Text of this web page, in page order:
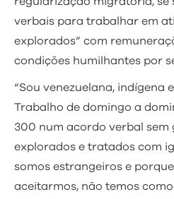
verbais para trabalhar em
explorados” com
condições humilhantes por
“Sou venezuelana, indígena
Trabalho de domingo a
300 num acordo verbal sem
explorados e tratados com
somos estrangeiros e
aceitarmos, não temos